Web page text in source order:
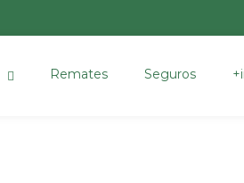
Remates Seguros